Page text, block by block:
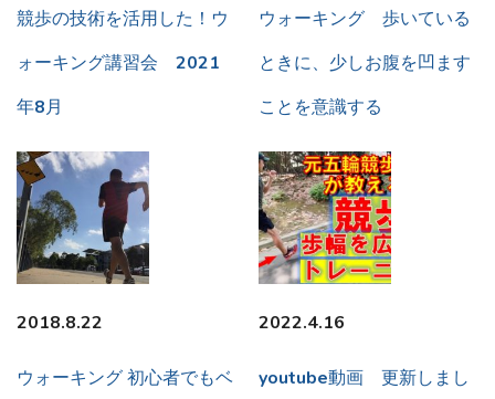
競歩の技術を活用した！ウ
ォーキング講習会 2021
年8月
ウォーキング 歩いている
ときに、少しお腹を凹ます
ことを意識する
2018.8.22
ウォーキング 初心者でもベ
2022.4.16
youtube動画 更新しまし